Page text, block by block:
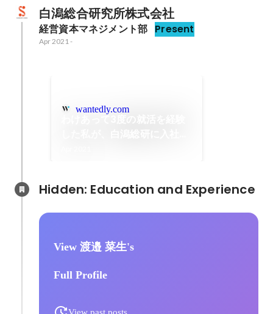
白潟総合研究所株式会社
経営資本マネジメント部 Present
Apr 2021 -
wantedly.com
View 渡邉 菜生's
Full Profile
View past posts